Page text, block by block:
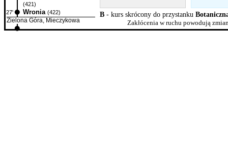
(421)
27'
Wronia (422)
Zielona Góra, Mieczykowa
...
B - kurs skrócony do przystanku
Zakłócenia w ruchu powodują